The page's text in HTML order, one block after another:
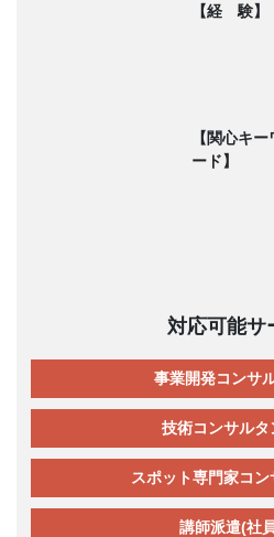
【経 験】
【関心キー
ード】
対応可能サ
事業開発コンサ
技術コンサルタ
スポット専門家コ
講師派遣(社